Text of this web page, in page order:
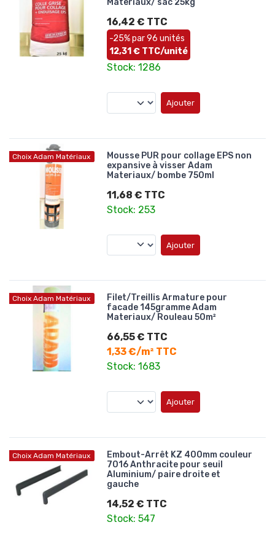
Materiaux/ sac 25kg
16,42 € TTC
-25% par 96 unités
12,31 € TTC/unité
Stock: 1286
Ajouter
Choix Adam Matériaux
Mousse PUR pour collage EPS non
expansive à visser Adam
Materiaux/ bombe 750ml
11,68 € TTC
Stock: 253
Ajouter
Choix Adam Matériaux
Filet/Treillis Armature pour
facade 145gramme Adam
Materiaux/ Rouleau 50m²
66,55 € TTC
1,33 €/m² TTC
Stock: 1683
Ajouter
Choix Adam Matériaux
Embout-Arrêt KZ 400mm couleur
7016 Anthracite pour seuil
Aluminium/ paire droite et
gauche
14,52 € TTC
Stock: 547